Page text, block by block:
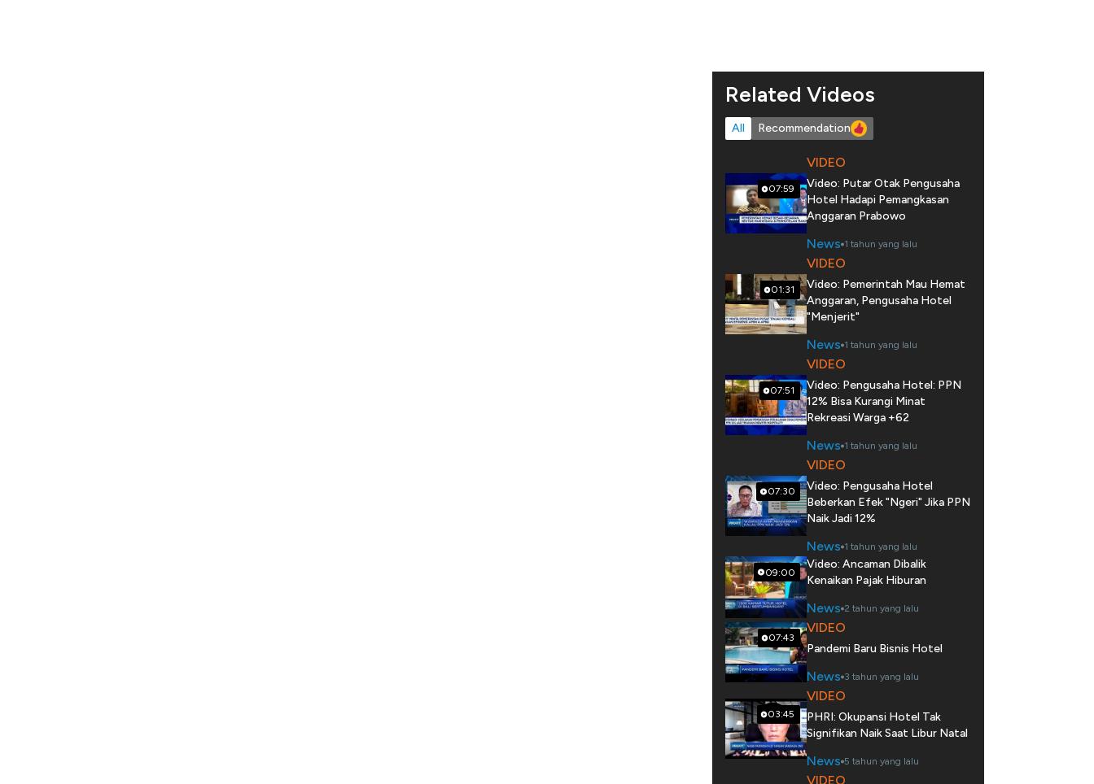
Related Videos
All Recommendation
07:59
VIDEO
Video: Putar Otak Pengusaha
Hotel Hadapi Pemangkasan
Anggaran Prabowo
News 1 tahun yang lalu
01:31
VIDEO
Video: Pemerintah Mau Hemat
Anggaran, Pengusaha Hotel
"Menjerit"
News 1 tahun yang lalu
07:51
VIDEO
Video: Pengusaha Hotel: PPN
12% Bisa Kurangi Minat
Rekreasi Warga +62
News 1 tahun yang lalu
07:30
VIDEO
Video: Pengusaha Hotel
Beberkan Efek "Ngeri" Jika PPN
Naik Jadi 12%
News 1 tahun yang lalu
09:00
Video: Ancaman Dibalik
Kenaikan Pajak Hiburan
News 2 tahun yang lalu
07:43
VIDEO
Pandemi Baru Bisnis Hotel
News 3 tahun yang lalu
03:45
VIDEO
PHRI: Okupansi Hotel Tak
Signifikan Naik Saat Libur Natal
News 5 tahun yang lalu
VIDEO